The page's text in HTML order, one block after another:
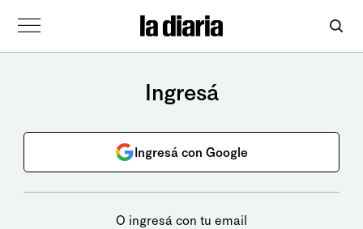
Ingresá
Ingresá con Google
O ingresá con tu email